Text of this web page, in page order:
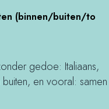
(binnen/buiten/to
gedoe: Italiaans,
en vooral: samen